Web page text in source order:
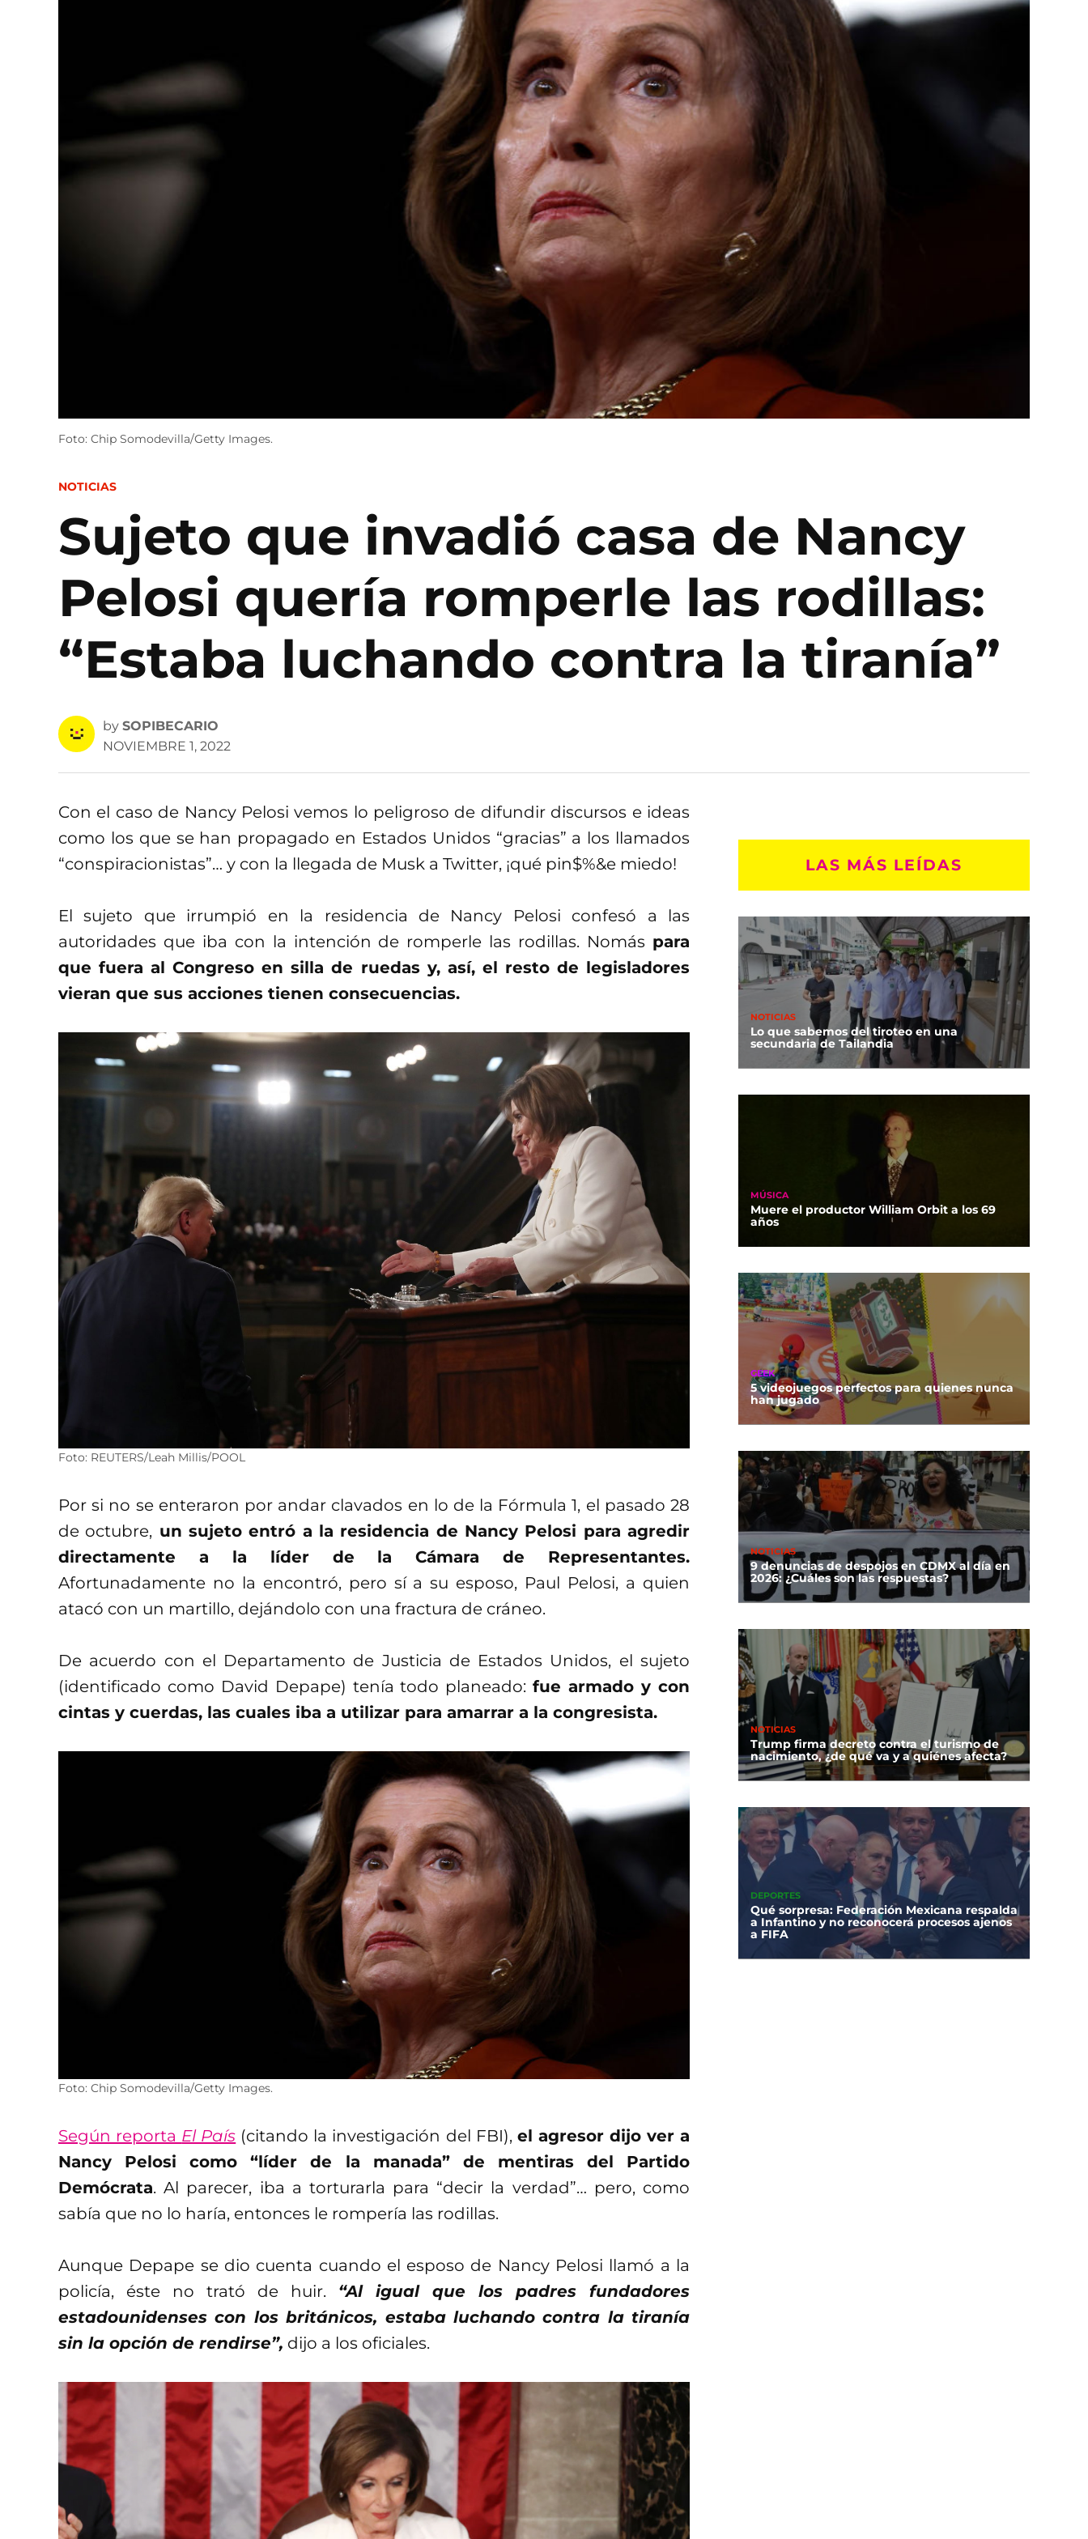
Foto: Chip Somodevilla/Getty Images.
POSTED
NOTICIAS
Sujeto que invadió casa de Nancy
Pelosi quería romperle las rodillas:
“Estaba luchando contra la tiranía”
by SOPIBECARIO
NOVIEMBRE 1, 2022
Con el caso de Nancy Pelosi vemos lo peligroso de difundir discursos e ideas
como los que se han propagado en Estados Unidos “gracias” a los llamados
“conspiracionistas”… y con la llegada de Musk a Twitter, ¡qué pin$%&e miedo!
El sujeto que irrumpió en la residencia de Nancy Pelosi confesó a las
autoridades que iba con la intención de romperle las rodillas. Nomás para
que fuera al Congreso en silla de ruedas y, así, el resto de legisladores
vieran que sus acciones tienen consecuencias.
Foto: REUTERS/Leah Millis/POOL
Por si no se enteraron por andar clavados en lo de la Fórmula 1, el pasado 28
de octubre, un sujeto entró a la residencia de Nancy Pelosi para agredir
directamente a la líder de la Cámara de Representantes.
Afortunadamente no la encontró, pero sí a su esposo, Paul Pelosi, a quien
atacó con un martillo, dejándolo con una fractura de cráneo.
De acuerdo con el Departamento de Justicia de Estados Unidos, el sujeto
(identificado como David Depape) tenía todo planeado:fue armado y con
cintas y cuerdas, las cuales iba a utilizar para amarrar a la congresista.
Foto: Chip Somodevilla/Getty Images.
Según reporta El País (citando la investigación del FBI), el agresor dijo ver a
Nancy Pelosi como “líder de la manada” de mentiras del Partido
Demócrata. Al parecer, iba a torturarla para “decir la verdad”… pero, como
sabía que no lo haría, entonces le rompería las rodillas.
Aunque Depape se dio cuenta cuando el esposo de Nancy Pelosi llamó a la
policía, éste no trató de huir. “Al igual que los padres fundadores
estadounidenses con los británicos, estaba luchando contra la tiranía
sin la opción de rendirse”, dijo a los oficiales.
LAS MÁS LEÍDAS
NOTICIAS
Lo que sabemos del tiroteo en una
secundaria de Tailandia
MÚSICA
Muere el productor William Orbit a los 69
años
GEEK
5 videojuegos perfectos para quienes nunca
han jugado
NOTICIAS
9 denuncias de despojos en CDMX al día en
2026: ¿Cuáles son las respuestas?
NOTICIAS
Trump firma decreto contra el turismo de
nacimiento, ¿de qué va y a quiénes afecta?
DEPORTES
Qué sorpresa: Federación Mexicana respalda
a Infantino y no reconocerá procesos ajenos
a FIFA